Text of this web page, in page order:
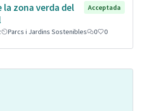
zona verda del
Acceptada
Parcs i Jardins Sostenibles 0 0